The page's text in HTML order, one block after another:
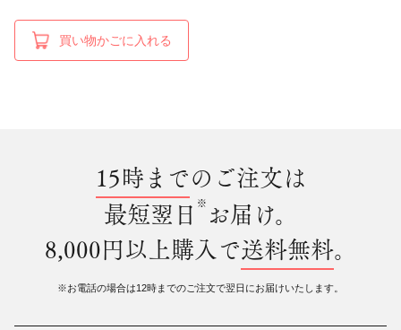
買い物かごに入れる
15時までのご注文は
最短翌日 ※ お届け。
8,000円以上購入で送料無料。
※お電話の場合は12時までのご注文で翌日にお届けいたします。